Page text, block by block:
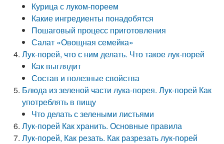
Курица с луком-пореем
Какие ингредиенты понадобятся
Пошаговый процесс приготовления
Салат «Овощная семейка»
Лук-порей, что с ним делать. Что такое лук-порей
Как выглядит
Состав и полезные свойства
Блюда из зеленой части лука-порея. Лук-порей Как
употреблять в пищу
Что делать с зелеными листьями
Лук-порей Как хранить. Основные правила
Лук-порей, Как резать. Как разрезать лук-порей